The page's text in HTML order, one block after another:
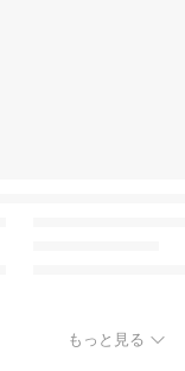
もっと見る